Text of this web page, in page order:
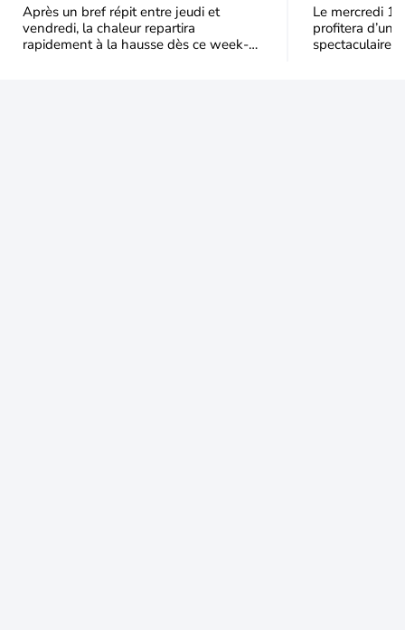
de chaleur en France ?
Après un bref répit entre jeudi et
vendredi, la chaleur repartira
rapidement à la hausse dès ce week-
Le mercredi
profitera
spectaculaire,